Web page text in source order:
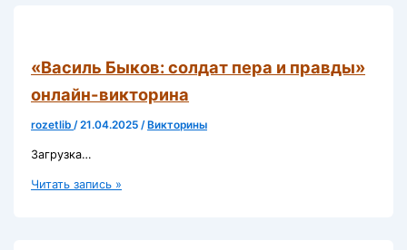
«Василь Быков: солдат пера и правды»
онлайн-викторина
rozetlib/21.04.2025/Викторины
Загрузка…
«Василь Быков:
Читать запись »